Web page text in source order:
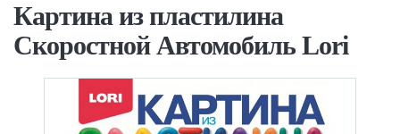
Картина из пластилина
Скоростной Автомобиль Lori